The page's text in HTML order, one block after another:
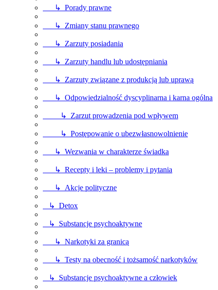
↳ Porady prawne
↳ Zmiany stanu prawnego
↳ Zarzuty posiadania
↳ Zarzuty handlu lub udostępniania
↳ Zarzuty związane z produkcją lub uprawą
↳ Odpowiedzialność dyscyplinarna i karna ogólna
↳ Zarzut prowadzenia pod wpływem
↳ Postępowanie o ubezwłasnowolnienie
↳ Wezwania w charakterze świadka
↳ Recepty i leki – problemy i pytania
↳ Akcje polityczne
↳ Detox
↳ Substancje psychoaktywne
↳ Narkotyki za granicą
↳ Testy na obecność i tożsamość narkotyków
↳ Substancje psychoaktywne a człowiek